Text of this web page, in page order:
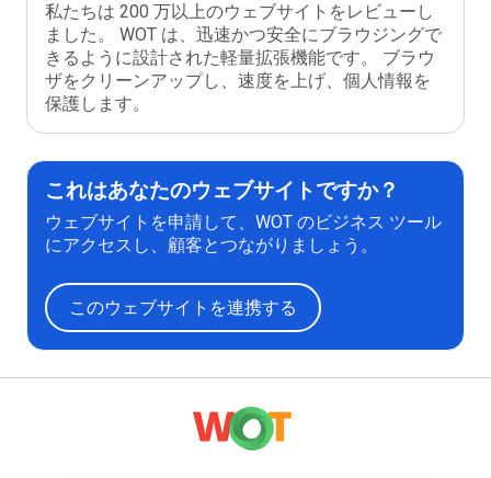
私たちは 200 万以上のウェブサイトをレビューし
ました。 WOT は、迅速かつ安全にブラウジングで
きるように設計された軽量拡張機能です。 ブラウ
ザをクリーンアップし、速度を上げ、個人情報を
保護します。
これはあなたのウェブサイトですか？
ウェブサイトを申請して、WOT のビジネス ツール
にアクセスし、顧客とつながりましょう。
このウェブサイトを連携する